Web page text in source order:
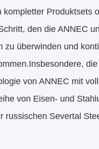
Produktsets
den die ANNEC
überwinden und
von ANNEC mit
von Eisen- und
russischen Severtal